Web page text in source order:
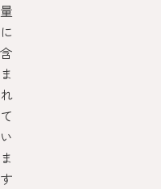
量
に
含
ま
れ
て
い
ま
す